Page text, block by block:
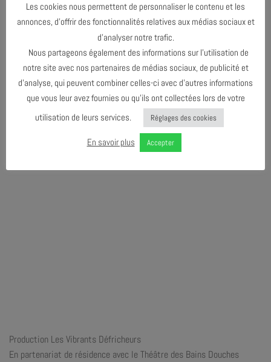
Production Les Vibrants Défricheurs
En partenariat de résidence avec le Théâtre des Bains Douches
Les cookies nous permettent de personnaliser le contenu et les
annonces, d’offrir des fonctionnalités relatives aux médias sociaux et
d’analyser notre trafic.
Nous partageons également des informations sur l’utilisation de
notre site avec nos partenaires de médias sociaux, de publicité et
d’analyse, qui peuvent combiner celles-ci avec d’autres informations
que vous leur avez fournies ou qu’ils ont collectées lors de votre
utilisation de leurs services.
Réglages des cookies
En savoir plus Accepter